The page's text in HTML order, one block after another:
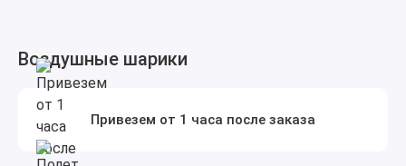
Воздушные шарики
Привезем от 1 часа после заказа